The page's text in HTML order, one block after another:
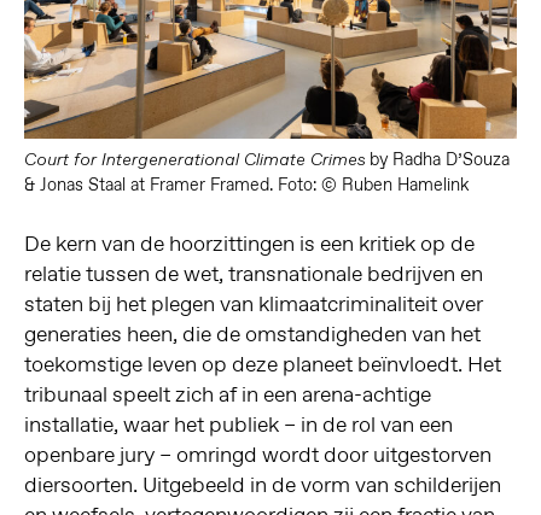
Court for Intergenerational Climate Crimesby Radha D’Souza
& Jonas Staal at Framer Framed. Foto: © Ruben Hamelink
De kern van de hoorzittingen is een kritiek op de
relatie tussen de wet, transnationale bedrijven en
staten bij het plegen van klimaatcriminaliteit over
generaties heen, die de omstandigheden van het
toekomstige leven op deze planeet beïnvloedt. Het
tribunaal speelt zich af in een arena-achtige
installatie, waar het publiek – in de rol van een
openbare jury – omringd wordt door uitgestorven
diersoorten. Uitgebeeld in de vorm van schilderijen